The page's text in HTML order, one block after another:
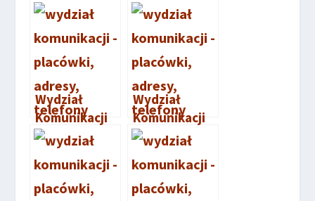
Bełchatów
Skierniewice
Wydział
Komunikacji
Głowno
Wydział
Komunikacji
Brzeg